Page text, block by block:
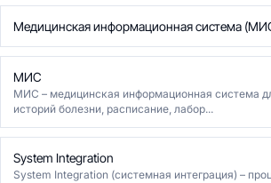
Медицинская информационная система
МИС
МИС – медицинская информационная система
историй болезни, расписание, лабор...
System Integration
System Integration (системная интеграция) –